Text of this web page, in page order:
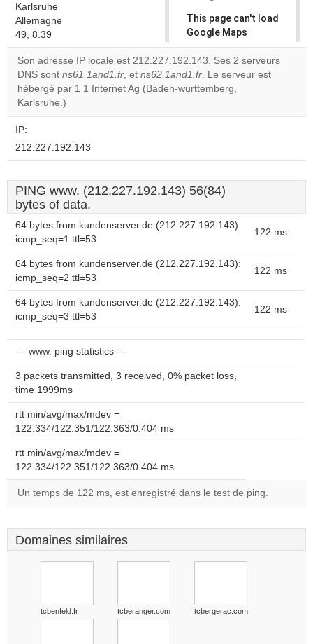
Karlsruhe
Allemagne
49, 8.39
This page can't load
Google Maps
correctly.
Do you
own this
Son adresse IP locale est 212.227.192.143. Ses 2 serveurs
DNS sont ns61.1and1.fr, et ns62.1and1.fr. Le serveur est
hébergé par 1 1 Internet Ag (Baden-wurttemberg,
Karlsruhe.)
IP:
212.227.192.143
PING www. (212.227.192.143) 56(84)
bytes of data.
64 bytes from kundenserver.de (212.227.192.143):
icmp_seq=1 ttl=53
122 ms
64 bytes from kundenserver.de (212.227.192.143):
icmp_seq=2 ttl=53
122 ms
64 bytes from kundenserver.de (212.227.192.143):
icmp_seq=3 ttl=53
122 ms
--- www. ping statistics ---
3 packets transmitted, 3 received, 0% packet loss,
time 1999ms
rtt min/avg/max/mdev =
122.334/122.351/122.363/0.404 ms
rtt min/avg/max/mdev =
122.334/122.351/122.363/0.404 ms
Un temps de 122 ms, est enregistré dans le test de ping.
Domaines similaires
tcbenfeld.fr tcberanger.com tcbergerac.com